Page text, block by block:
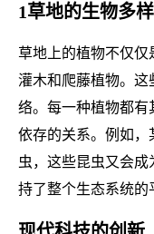
1草地的生物多
草地上的植物不仅仅
灌木和爬藤植物。这
络。每一种植物都有
依存的关系。例如，
虫，这些昆虫又会
持了整个生态系统的